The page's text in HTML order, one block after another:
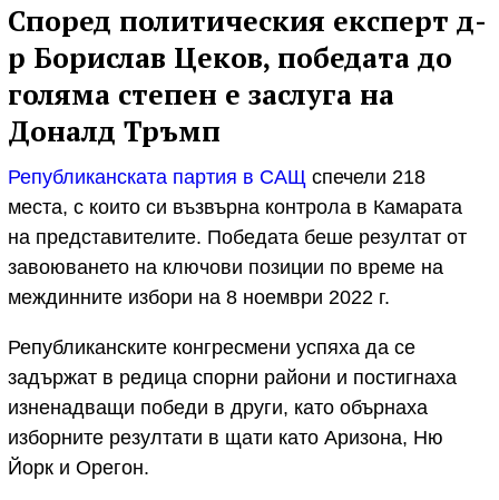
Според политическия експерт д-
р Борислав Цеков, победата до
голяма степен е заслуга на
Доналд Тръмп
Републиканската партия в САЩ спечели 218
места, с които си възвърна контрола в Камарата
на представителите. Победата беше резултат от
завоюването на ключови позиции по време на
междинните избори на 8 ноември 2022 г.
Републиканските конгресмени успяха да се
задържат в редица спорни райони и постигнаха
изненадващи победи в други, като обърнаха
изборните резултати в щати като Аризона, Ню
Йорк и Орегон.